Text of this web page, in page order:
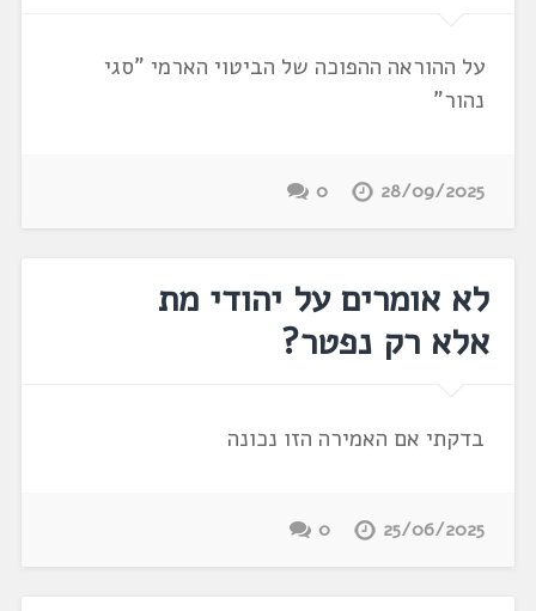
על ההוראה ההפוכה של הביטוי הארמי "סגי
נהור"
28/09/2025
0
לא אומרים על יהודי מת
אלא רק נפטר?
בדקתי אם האמירה הזו נכונה
25/06/2025
0